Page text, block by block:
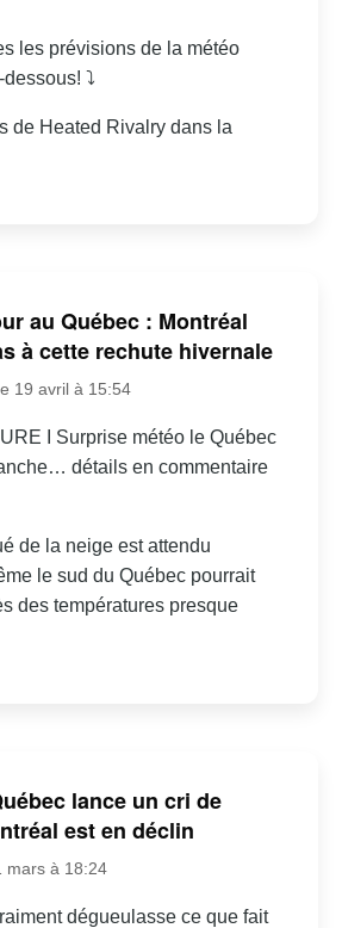
les prévisions de la météo
⤵
de Heated Rivalry dans la
au Québec : Montréal
à cette rechute hivernale
19 avril à 15:54
I Surprise météo le Québec
détails en commentaire
de la neige est attendu
le sud du Québec pourrait
des températures presque
lance un cri de
est en déclin
mars à 18:24
dégueulasse ce que fait